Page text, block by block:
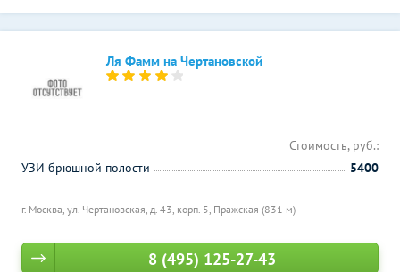
Ля Фамм на Чертановской
г. Москва, ул. Чертановская, д. 43, корп. 5, Пражская (831 м)
Стоимость, руб.:
УЗИ брюшной полости
5400
8 (495) 125-27-43